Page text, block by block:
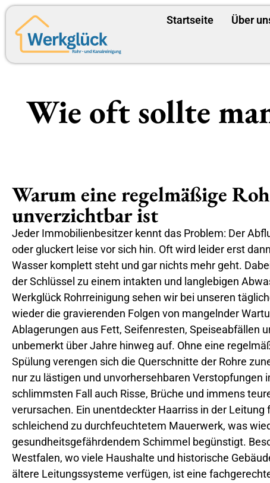
Startseite Über
Wie oft sollte
Warum eine regelmäßige
unverzichtbar ist
Jeder Immobilienbesitzer kennt das Problem: Der
oder gluckert leise vor sich hin. Oft wird leider erst
Wasser komplett steht und gar nichts mehr geht.
der Schlüssel zu einem intakten und langlebigen
Werkglück Rohrreinigung sehen wir bei unseren
wieder die gravierenden Folgen von mangelnder
Ablagerungen aus Fett, Seifenresten, Speiseabfällen
unbemerkt über Jahre hinweg auf. Ohne eine
Spülung verengen sich die Querschnitte der Rohre
nur zu lästigen und unvorhersehbaren Verstopfungen
schlimmsten Fall auch Risse, Brüche und immens
verursachen. Ein unentdeckter Haarriss in der Leitung
schleichend zu durchfeuchtetem Mauerwerk, was
gesundheitsgefährdendem Schimmel begünstigt.
Westfalen, wo viele Haushalte und historische
ältere Leitungssysteme verfügen, ist eine